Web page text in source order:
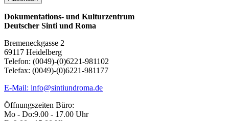
Dokumentations- und Kulturzentrum
Deutscher Sinti und Roma
Bremeneckgasse 2
69117 Heidelberg
Telefon: (0049)-(0)6221-981102
Telefax: (0049)-(0)6221-981177
E-Mail: info@sintiundroma.de
Öffnungszeiten Büro:
Mo - Do:9.00 - 17.00 Uhr